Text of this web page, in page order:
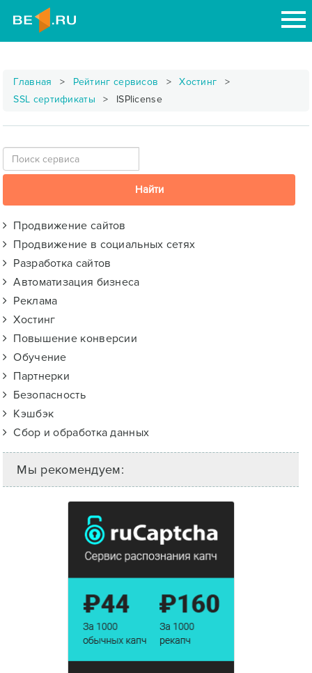
Главная Рейтинг сервисов
Хостинг
SSL сертификаты
ISPlicense
Продвижение сайтов
Продвижение в социальных сетях
Разработка сайтов
Автоматизация бизнеса
Реклама
Хостинг
Повышение конверсии
Обучение
Партнерки
Безопасность
Кэшбэк
Сбор и обработка данных
Мы рекомендуем: